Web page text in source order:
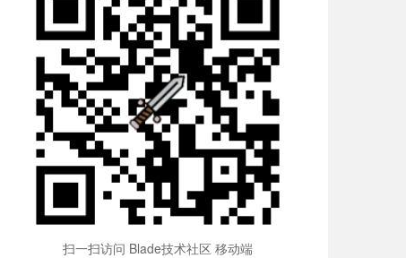
扫一扫访问 Blade技术社区 移动端